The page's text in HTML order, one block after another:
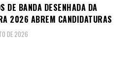
DE BANDA DESENHADA DA
2026 ABREM CANDIDATURAS
DE 2026